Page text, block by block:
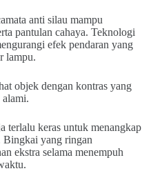
anti silau mampu
pantulan cahaya. Teknologi
efek pendaran yang
lampu.
objek dengan kontras yang
alami.
terlalu keras untuk menangkap
Bingkai yang ringan
ekstra selama menempuh